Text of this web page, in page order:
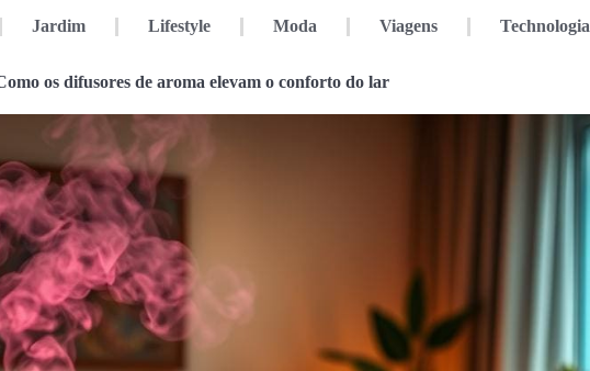
Jardim Lifestyle Moda Viagens Technologia
os difusores de aroma elevam o conforto do lar